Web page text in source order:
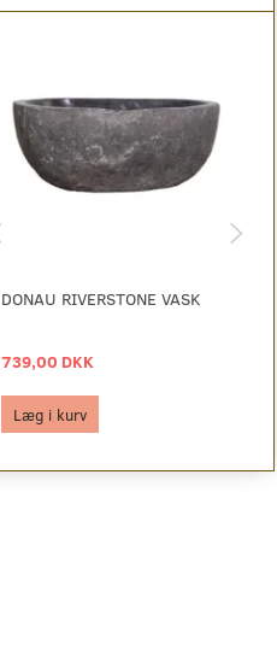
DONAU RIVERSTONE VASK
739,00 DKK
Læg i kurv